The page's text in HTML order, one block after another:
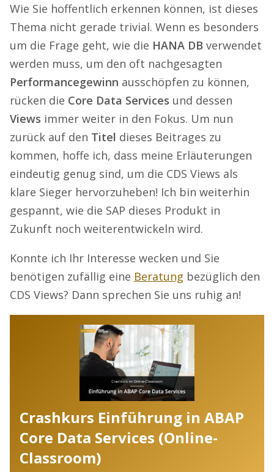
Wie Sie hoffentlich erkennen können, ist dieses
Thema nicht gerade trivial. Wenn es besonders
um die Frage geht, wie die HANA DB verwendet
werden muss, um den oft nachgesagten
Performancegewinn ausschöpfen zu können,
rücken die Core Data Services und dessen
Views immer weiter in den Fokus. Um nun
zurück auf den Titel dieses Beitrages zu
kommen, hoffe ich, dass meine Erläuterungen
eindeutig genug sind, um die CDS Views als
klare Sieger hervorzuheben! Ich bin weiterhin
gespannt, wie die SAP dieses Produkt in
Zukunft noch weiterentwickeln wird.
Konnte ich Ihr Interesse wecken und Sie
benötigen zufällig eine Beratung bezüglich den
CDS Views? Dann sprechen Sie uns ruhig an!
Crashkurs Einführung in ABAP
Core Data Services (Online-
Classroom)